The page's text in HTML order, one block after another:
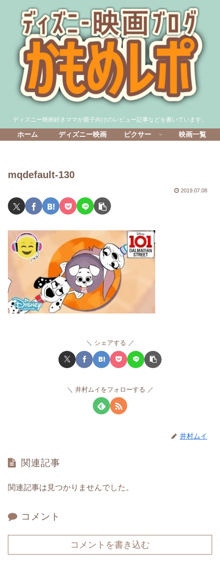
ディズニー映画好きママが親子向けのレビュー記事などを書いています。
ホーム ディズニー映画 ピクサー 映画一覧
mqdefault-130
2019.07.08
シェアする
井村ムイをフォローする
井村ムイ
関連記事
関連記事は見つかりませんでした。
コメント
コメントを書き込む